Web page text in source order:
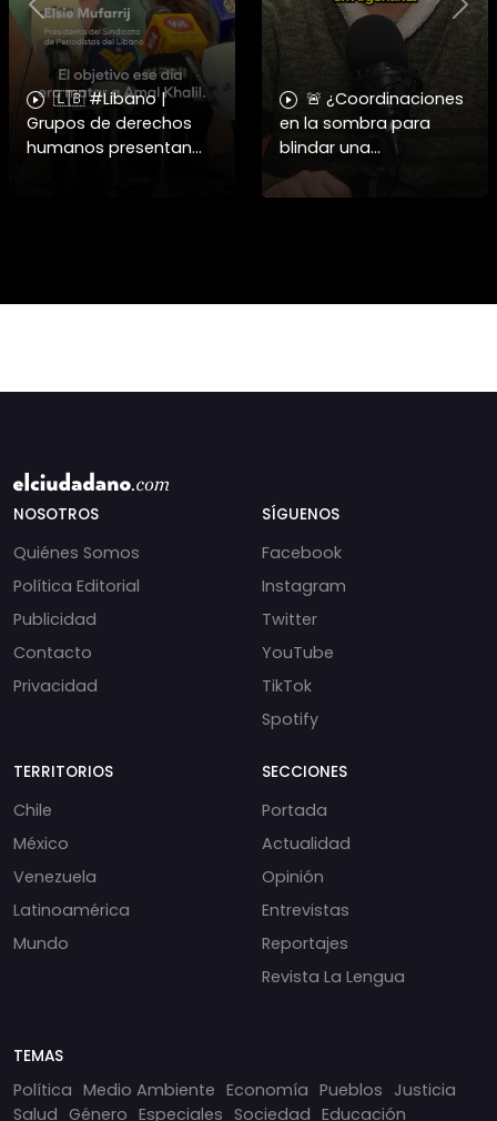
🇱🇧 #Libano |
Grupos de derechos
humanos presentan
🚨 ¿Coordinaciones
en la sombra para
blindar una
candidatura
presidencial? Nuevos
Previous
NOSOTROS
Quiénes Somos
Política Editorial
Publicidad
Contacto
Privacidad
SÍGUENOS
Facebook
Instagram
Twitter
YouTube
TikTok
Spotify
TERRITORIOS
Chile
México
Venezuela
Latinoamérica
Mundo
SECCIONES
Portada
Actualidad
Opinión
Entrevistas
Reportajes
Revista La Lengua
TEMAS
Política Medio Ambiente Economía Pueblos Justicia
Salud Género Especiales Sociedad Educación